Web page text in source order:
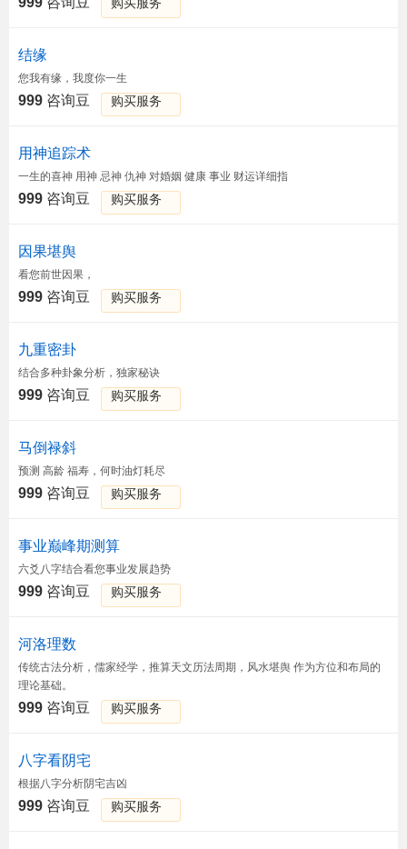
结缘
您我有缘，我度你一生
999 咨询豆 购买服务
用神追踪术
一生的喜神 用神 忌神 仇神 对婚姻 健康 事业 财运详细指
999 咨询豆 购买服务
因果堪舆
看您前世因果，
999 咨询豆 购买服务
九重密卦
结合多种卦象分析，独家秘诀
999 咨询豆 购买服务
马倒禄斜
预测 高龄 福寿，何时油灯耗尽
999 咨询豆 购买服务
事业巅峰期测算
六爻八字结合看您事业发展趋势
999 咨询豆 购买服务
河洛理数
传统古法分析，儒家经学，推算天文历法周期，风水堪舆 作为方位和布局的
理论基础。
999 咨询豆 购买服务
八字看阴宅
根据八字分析阴宅吉凶
999 咨询豆 购买服务